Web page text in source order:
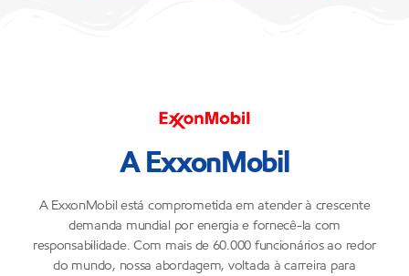
A ExxonMobil
A ExxonMobil está comprometida em atender à crescente
demanda mundial por energia e fornecê-la com
responsabilidade. Com mais de 60.000 funcionários ao redor
do mundo, nossa abordagem, voltada à carreira para